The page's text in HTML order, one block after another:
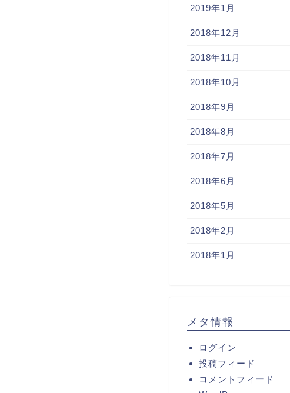
2019年1月
2018年12月
2018年11月
2018年10月
2018年9月
2018年8月
2018年7月
2018年6月
2018年5月
2018年2月
2018年1月
メタ情報
ログイン
投稿フィード
コメントフィード